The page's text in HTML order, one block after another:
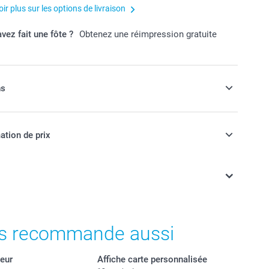
plus sur les options de livraison
fait une fôte ? Obtenez une réimpression gratuite
votre coque avec un cordon de téléphone
des options
réglable en longueur
avec toute coque de téléphone
de prix
en EURO (€), TVA incluse et hors frais de port.
recommande aussi
Affiche carte personnalisée